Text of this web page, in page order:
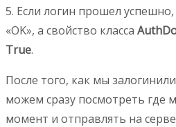
5. Если логин прошел
«OK», а свойство класса
True.
После того, как мы
можем сразу посмотреть где
момент и отправлять на